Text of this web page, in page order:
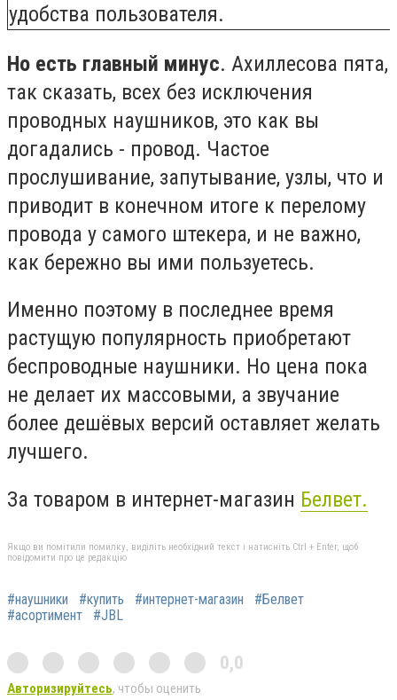
удобства пользователя.
Но есть главный минус. Ахиллесова пята,
так сказать, всех без исключения
проводных наушников, это как вы
догадались - провод. Частое
прослушивание, запутывание, узлы, что и
приводит в конечном итоге к перелому
провода у самого штекера, и не важно,
как бережно вы ими пользуетесь.
Именно поэтому в последнее время
растущую популярность приобретают
беспроводные наушники. Но цена пока
не делает их массовыми, а звучание
более дешёвых версий оставляет желать
лучшего.
За товаром в интернет-магазин Белвет.
Якщо ви помітили помилку, виділіть необхідний текст і натисніть Ctrl + Enter, щоб
повідомити про це редакцію
#наушники #купить #интернет-магазин
#Белвет
#асортимент
#JBL
0,0
Авторизируйтесь, чтобы оценить